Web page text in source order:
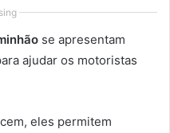
se apresentam
ajudar os motoristas
eles permitem